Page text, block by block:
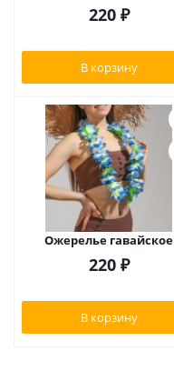
220₽
В корзину
Ожерелье гавайское
220₽
В корзину